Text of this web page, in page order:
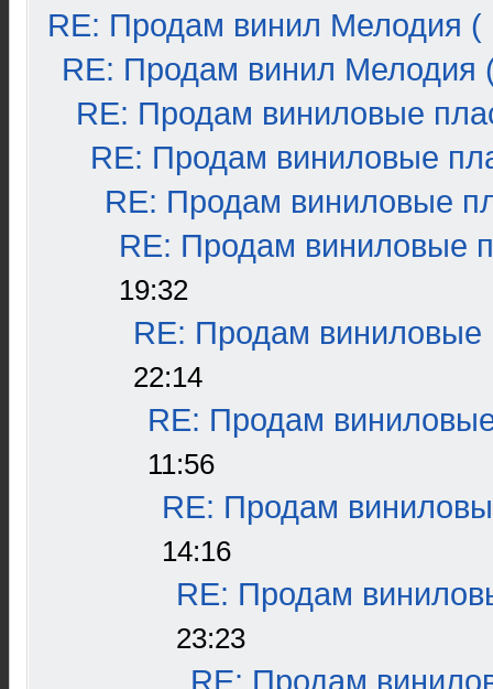
RE: Продам винил Мелодия (
RE: Продам винил Мелодия
RE: Продам виниловые
RE: Продам виниловые
RE: Продам виниловые
RE: Продам виниловые
19:32
RE: Продам виниловые
22:14
RE: Продам
11:56
RE: Продам
14:16
RE: Продам
23:23
RE: Продам